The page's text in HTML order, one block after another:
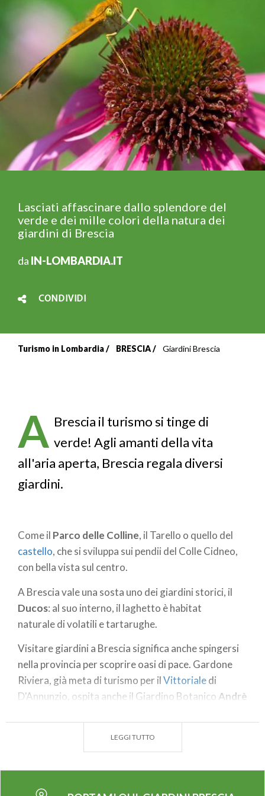
Lasciati affascinare dallo splendore del
verde e dei mille colori della natura dei
giardini di Brescia
da IN-LOMBARDIA.IT
CONDIVIDI
pane
Turismo in Lombardia BRESCIA Giardini Brescia
A Brescia il turismo si tinge di
verde! Agli amanti della vita
all'aria aperta, Brescia regala diversi
giardini.
Come il Parco delle Colline, il Tarello o quello del
castello, che si sviluppa sui pendii del Colle Cidneo,
con bella vista sul centro.
A Brescia vale una sosta uno dei giardini storici, il
Ducos: al suo interno, il laghetto è habitat
naturale di volatili e tartarughe.
Visitare giardini a Brescia significa anche spingersi
nella provincia per scoprire oasi di pace. Gardone
Riviera, già meta di turismo per ilVittorialedi
D'Annunzio, ospita anche il Giardino Botanico Andrè
Qui si cammina tra oltre 3mila
specie vegetali provenienti da tutto il mondo. Canne
di bambù, palmeti, stagni ricoperti da ninfee e fiori di
LEGGI TUTTO